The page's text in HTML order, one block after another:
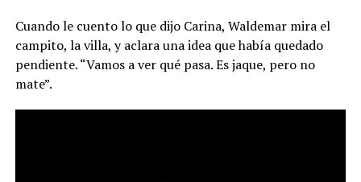
Cuando le cuento lo que dijo Carina, Waldemar mira el
campito, la villa, y aclara una idea que había quedado
pendiente. “Vamos a ver qué pasa. Es jaque, pero no
mate”.